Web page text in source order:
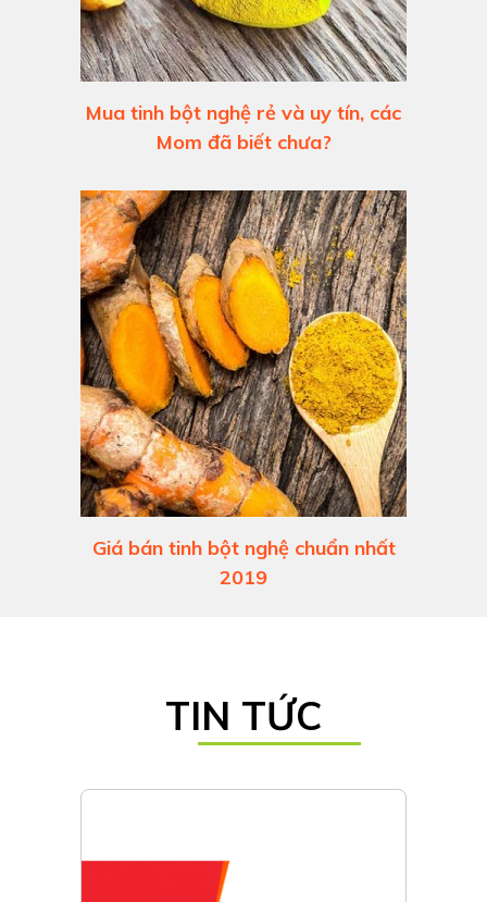
Mua tinh bột nghệ rẻ và uy tín, các
Mom đã biết chưa?
Giá bán tinh bột nghệ chuẩn nhất
2019
TIN TỨC